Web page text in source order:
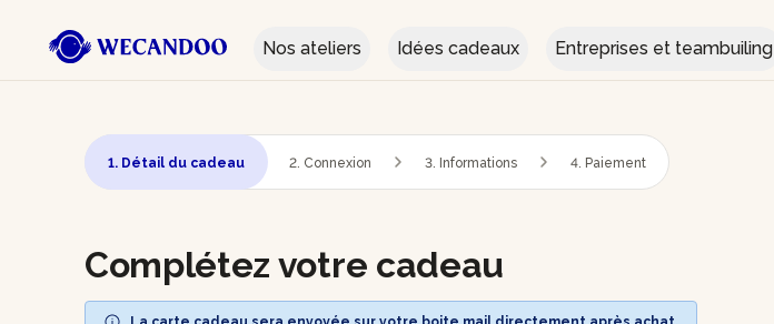
Nos ateliers Idées cadeaux Entreprises et teambuiling
1. Détail du cadeau 2. Connexion 3. Informations 4. Paiement
Complétez votre cadeau